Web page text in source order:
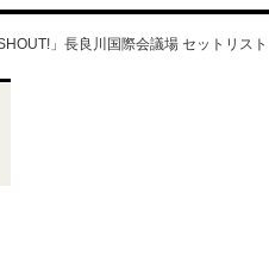
」長良川国際会議場 セットリスト